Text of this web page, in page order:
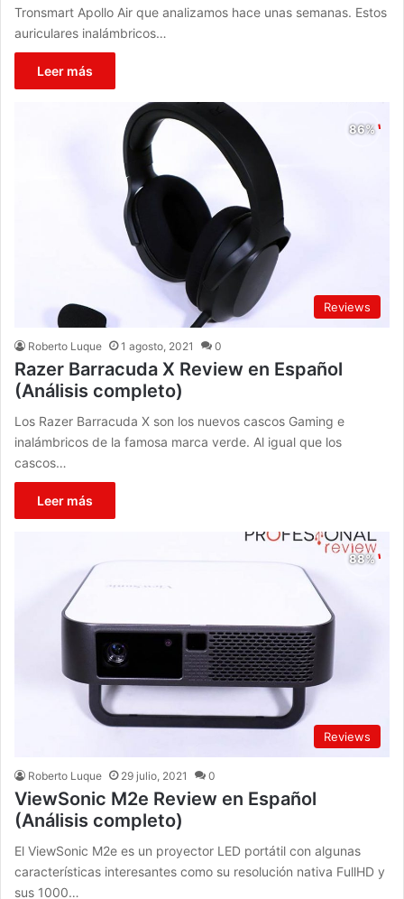
Tronsmart Apollo Air que analizamos hace unas semanas. Estos
auriculares inalámbricos…
Leer más
Reviews
Roberto Luque 1 agosto, 2021 0
Razer Barracuda X Review en Español
(Análisis completo)
Los Razer Barracuda X son los nuevos cascos Gaming e
inalámbricos de la famosa marca verde. Al igual que los
cascos…
Leer más
Reviews
Roberto Luque 29 julio, 2021 0
ViewSonic M2e Review en Español
(Análisis completo)
El ViewSonic M2e es un proyector LED portátil con algunas
características interesantes como su resolución nativa FullHD y
sus 1000…